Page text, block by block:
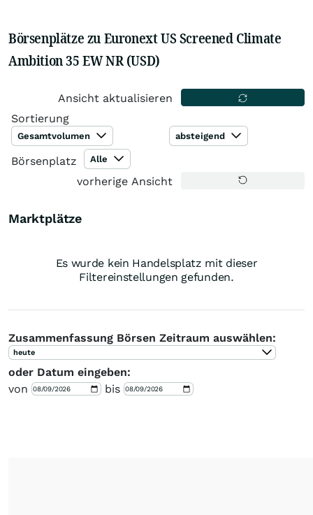
Börsenplätze zu Euronext US Screened Climate
Ambition 35 EW NR (USD)
Ansicht aktualisieren
Sortierung
Gesamtvolumen absteigend
Börsenplatz Alle
vorherige Ansicht
Marktplätze
Es wurde kein Handelsplatz mit dieser
Filtereinstellungen gefunden.
Zusammenfassung Börsen Zeitraum auswählen:
heute
oder Datum eingeben:
von
bis